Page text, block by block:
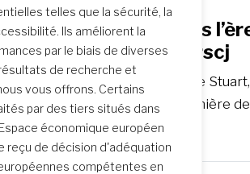
telles que la sécurité, la
Ils améliorent la
par le biais de diverses
de recherche et
vous offrons. Certains
par des tiers situés dans
économique européen
reçu de décision d'adéquation
compétentes en
Noël dans
Sodder, rscj
Janet Erskine
disait, La manière
d’aimer…